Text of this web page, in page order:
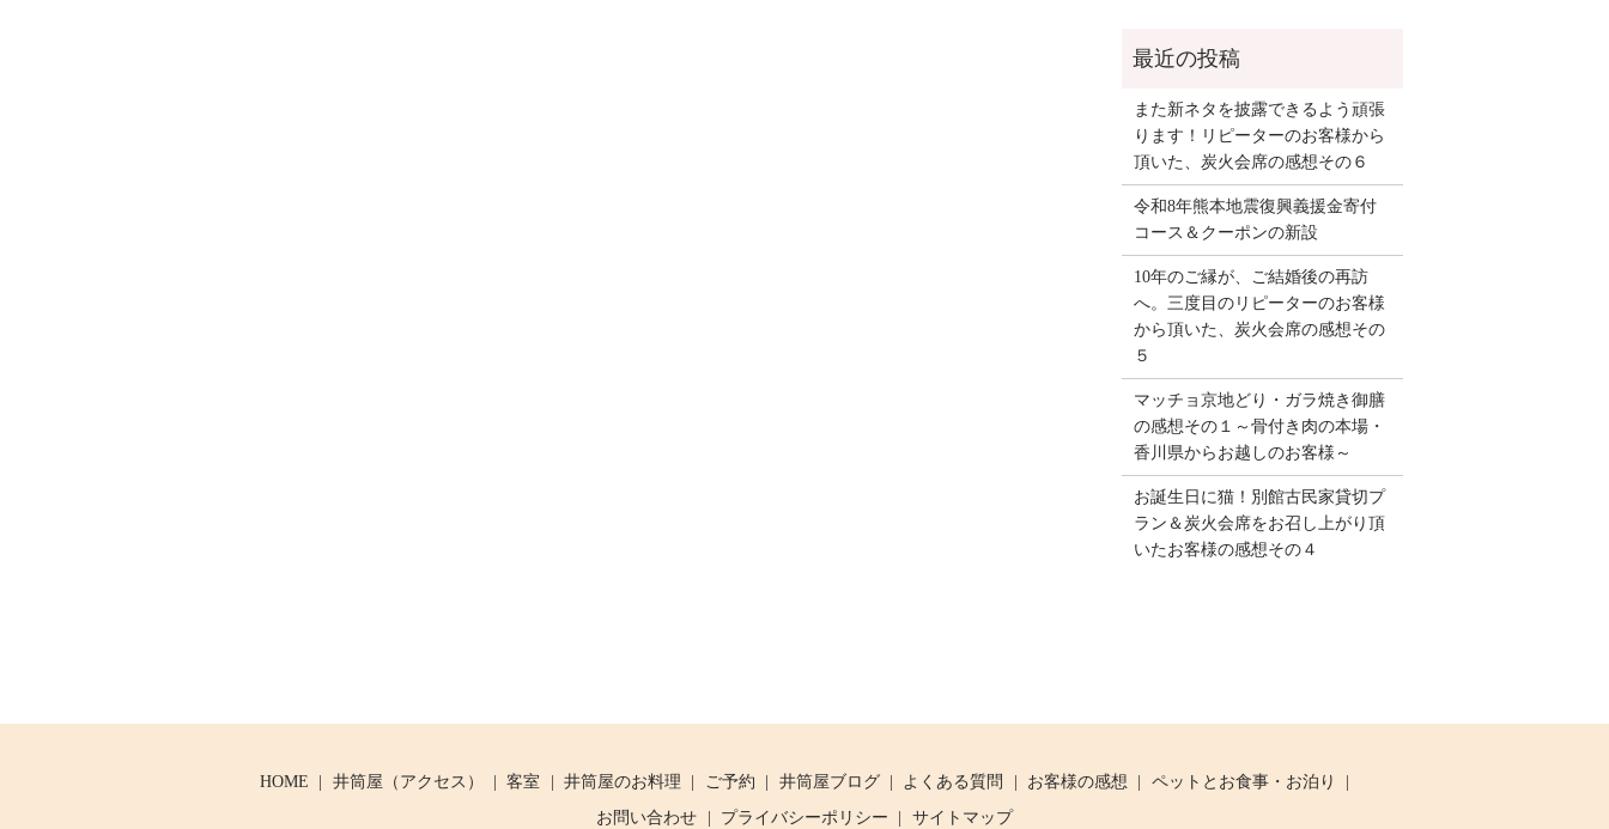
また新ネタを披露できるよう頑張
ります！リピーターのお客様から
頂いた、炭火会席の感想その６
令和8年熊本地震復興義援金寄付
コース＆クーポンの新設
10年のご縁が、ご結婚後の再訪
へ。三度目のリピーターのお客様
から頂いた、炭火会席の感想その
５
マッチョ京地どり・ガラ焼き御膳
の感想その１～骨付き肉の本場・
香川県からお越しのお客様～
お誕生日に猫！別館古民家貸切プ
ラン＆炭火会席をお召し上がり頂
いたお客様の感想その４
HOME 井筒屋（アクセス） 客室 井筒屋のお料理 ご予約 井筒屋ブログ よくある質問 お客様の感想
ペットとお食事・お泊り
お問い合わせ
プライバシーポリシー サイトマップ